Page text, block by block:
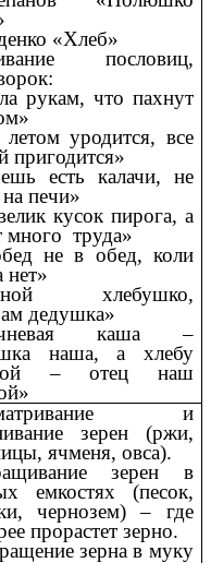
«Хлеб»
пословиц,
рукам, что пахнут
уродится, все
пригодится»
есть калачи, не
печи»
кусок пирога, а
много труда»
не в обед, коли
нет»
хлебушко,
дедушка»
каша –
наша, а хлебу
– отец наш
и
зерен (ржи,
ячменя, овса).
зерен в
емкостях (песок,
чернозем) – где
прорастет зерно.
зерна в муку